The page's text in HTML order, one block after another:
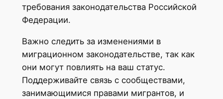
требования законодательства Российской
Федерации.
Важно следить за изменениями в
миграционном законодательстве, так как
они могут повлиять на ваш статус.
Поддерживайте связь с сообществами,
занимающимися правами мигрантов, и